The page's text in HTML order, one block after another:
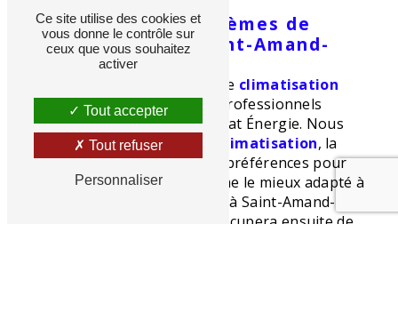
Installation de systèmes de
climatisationà Saint-Amand-
Montrond
L'installation d'un système de climatisation
doit être effectuée par des professionnels
qualifiés comme ceux de Fluzat Énergie. Nous
évaluerons vos besoins en
climatisation, la
taille de votre espace et vos préférences pour
vous recommander le système le mieux adapté à
votre domicile ou entreprise à Saint-Amand-
Montrond. Notre équipe s'occupera ensuite de
Ce site utilise des cookies et
vous donne le contrôle sur
ceux que vous souhaitez
activer
Tout accepter
Tout refuser
Personnaliser